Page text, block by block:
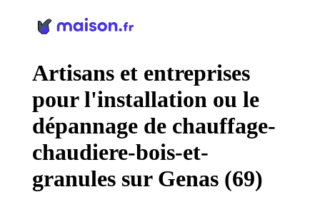
Artisans et entreprises
pour l'installation ou le
dépannage de chauffage-
chaudiere-bois-et-
granules sur Genas (69)